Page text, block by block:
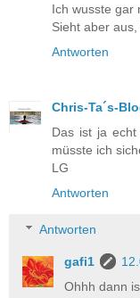
Ich wusste gar
Sieht aber
Antworten
Chris-Ta´s-
Das ist ja
müsste ich
LG
Antworten
Antworten
gafi1
Ohhh dann